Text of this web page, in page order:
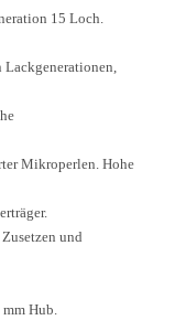
15 Loch.
Mikroperlen. Hohe
und
Hub.